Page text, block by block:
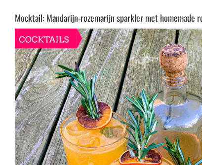
Mocktail: Mandarijn-rozemarijn sparkler met homemade